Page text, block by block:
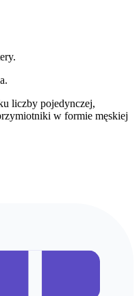
liczby pojedynczej,
w formie męskiej